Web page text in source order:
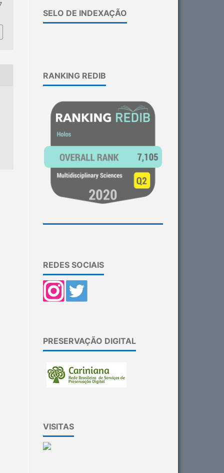
SELO DE INDEXAÇÃO
RANKING REDIB
REDES SOCIAIS
PRESERVAÇÃO DIGITAL
VISITAS